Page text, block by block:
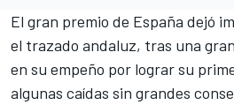
El gran premio de España dejó
el trazado andaluz, tras una
en su empeño por lograr su
algunas caídas sin grandes